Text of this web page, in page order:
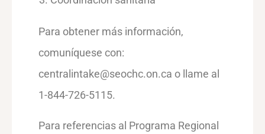
Para obtener más información,
comuníquese con:
centralintake@seochc.on.ca o llame al
1-844-726-5115.
Para referencias al Programa Regional